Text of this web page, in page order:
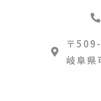
〒
岐阜